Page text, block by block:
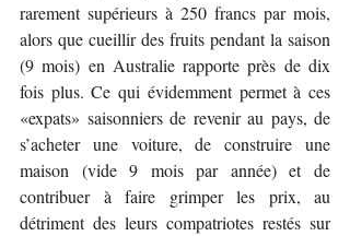
rarement supérieurs à 250 francs par mois,
alors que cueillir des fruits pendant la saison
(9 mois) en Australie rapporte près de dix
fois plus. Ce qui évidemment permet à ces
«expats» saisonniers de revenir au pays, de
s’acheter une voiture, de construire une
maison (vide 9 mois par année) et de
contribuer à faire grimper les prix, au
détriment des leurs compatriotes restés sur